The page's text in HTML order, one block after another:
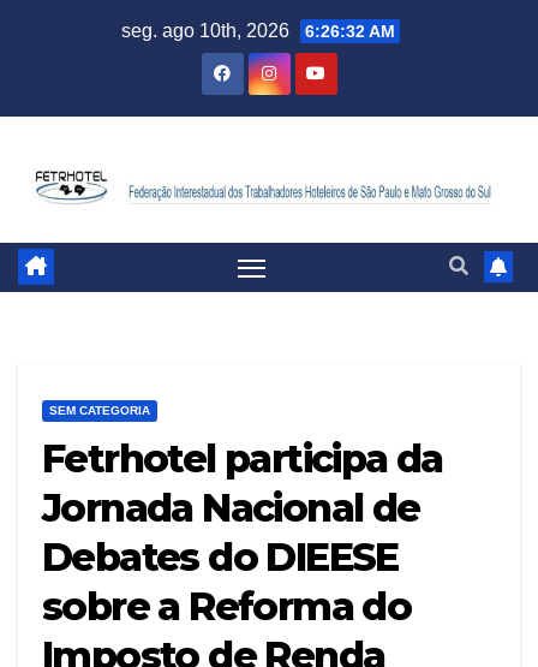
seg. ago 10th, 2026 6:26:33 AM
SEM CATEGORIA
Fetrhotel participa da
Jornada Nacional de
Debates do DIEESE
sobre a Reforma do
Imposto de Renda